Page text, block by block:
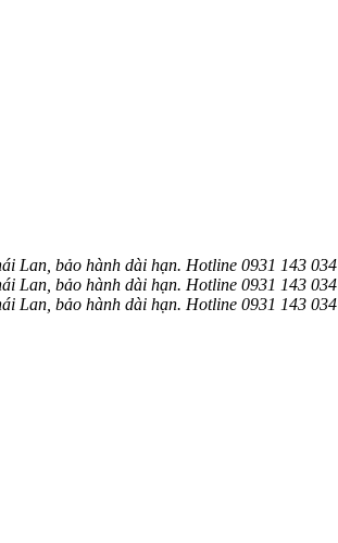
Lan, bảo hành dài hạn. Hotline 0931 143 034
Lan, bảo hành dài hạn. Hotline 0931 143 034
Lan, bảo hành dài hạn. Hotline 0931 143 034